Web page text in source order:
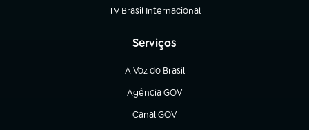
TV Brasil Internacional
(abre em nova aba)
Serviços
A Voz do Brasil
(abre em nova aba)
Agência GOV
(abre em nova aba)
Canal GOV
(abre em nova aba)